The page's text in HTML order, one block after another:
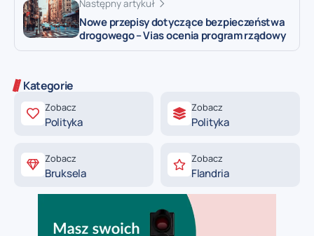
Następny artykuł
Nowe przepisy dotyczące bezpieczeństwa
drogowego – Vias ocenia program rządowy
Kategorie
Zobacz
Polityka
Zobacz
Polityka
Zobacz
Bruksela
Zobacz
Flandria